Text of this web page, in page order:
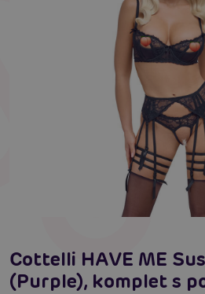
Cottelli HAVE ME
(Purple), komplet s